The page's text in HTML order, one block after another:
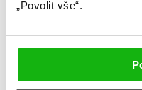
„Povolit vše“.